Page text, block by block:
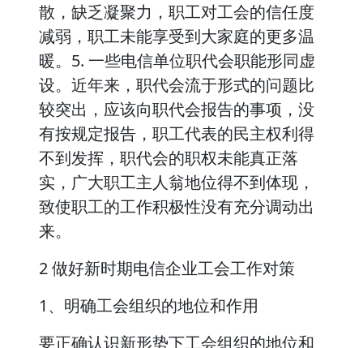
散，缺乏凝聚力，职工对工会的信任度
减弱，职工未能享受到大家庭的更多温
暖。5. 一些电信单位职代会职能形同虚
设。近年来，职代会流于形式的问题比
较突出，应该向职代会报告的事项，没
有按规定报告，职工代表的民主权利得
不到发挥，职代会的职权未能真正落
实，广大职工主人翁地位得不到体现，
致使职工的工作积极性没有充分调动出
来。
2 做好新时期电信企业工会工作对策
1、明确工会组织的地位和作用
要正确认识新形势下工会组织的地位和